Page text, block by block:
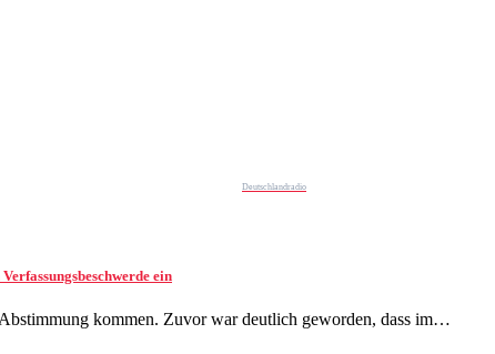
Deutschlandradio
ein
kommen. Zuvor war deutlich geworden, dass im…